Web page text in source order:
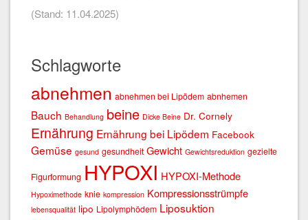
(Stand: 11.04.2025)
Schlagworte
abnehmen abnehmen bei Lipödem abnhemen
Bauch Behandlung beine Dicke Beine Dr. Cornely
Ernährung Ernährung bei Lipödem Facebook
Gemüse gesund gesundheit Gewicht Gewichtsreduktion gezielte
Figurformung HYPOXI HYPOXI-Methode
Hypoximethode knie kompression Kompressionsstrümpfe
lebensqualität lipo Lipolymphödem Liposuktion